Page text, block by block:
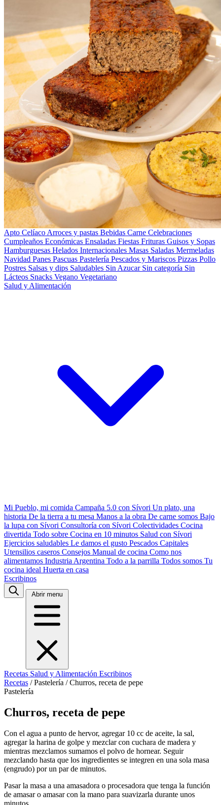
Apto Celíaco Arroces y pastas Bebidas Carne Celebraciones
Cumpleaños Económicas Ensaladas Fiestas Frituras Guisos y Sopas
Hamburguesas Helados Internacionales Masas Saladas Mermeladas
Navidad Panes Pascuas Pastelería Pescados y Mariscos Pizzas Pollo
Postres Salsas y dips Saludables Sin Azucar Sin categoría Sin
Lácteos Snacks Vegano Vegetariano
Salud y Alimentación
Mi Pueblo, mi comida Campaña 5.0 con Sívori Un plato, una
historia De la tierra a tu mesa Manos a la obra De carne somos Bajo
la lupa con Sívori Consultoría con Sívori Colectividades Cocina
divertida Todo sobre Cocina en 10 minutos Salud con Sívori
Ejercicios saludables Le damos el gusto Pescados Capitales
Utensilios caseros Consejos Manual de cocina Como nos
alimentamos Industria Argentina Todo a la parrilla Todos somos Tu
cocina ideal Huerta en casa
Escribinos
Abrir menu
Recetas Salud y Alimentación Escribinos
Recetas / Pastelería / Churros, receta de pepe
Pastelería
Churros, receta de pepe
Con el agua a punto de hervor, agregar 10 cc de aceite, la sal,
agregar la harina de golpe y mezclar con cuchara de madera y
mientras mezclamos sumamos el polvo de hornear. Seguir
mezclando hasta que los ingredientes se integren en una sola masa
(engrudo) por un par de minutos.
Pasar la masa a una amasadora o procesadora que tenga la función
de amasar o amasar con la mano para suavizarla durante unos
minutos.